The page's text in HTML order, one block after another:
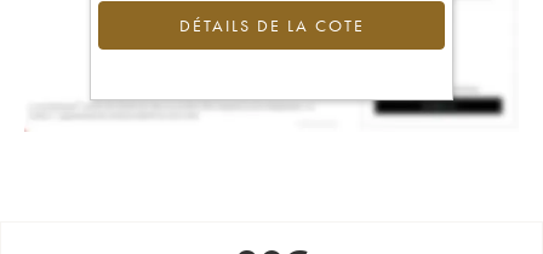
DÉTAILS DE LA COTE